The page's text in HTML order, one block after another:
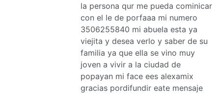
la persona qur me pueda cominicar
con el le de porfaaa mi numero
3506255840 mi abuela esta ya
viejita y desea verlo y saber de su
familia ya que ella se vino muy
joven a vivir a la ciudad de
popayan mi face ees alexamix
gracias pordifundir eate mensaje